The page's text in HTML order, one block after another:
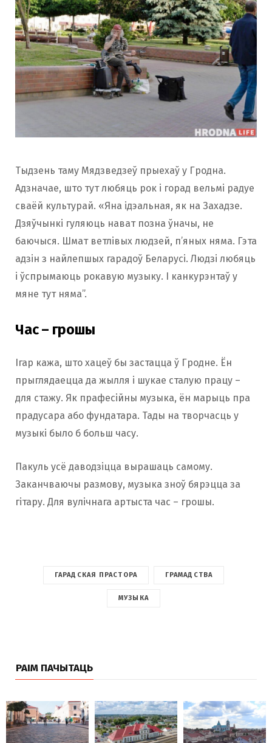
Тыдзень таму Мядзведзеў прыехаў у Гродна.
Адзначае, што тут любяць рок і горад вельмі радуе
сваёй культурай. «Яна ідэальная, як на Захадзе.
Дзяўчынкі гуляюць нават позна ўначы, не
баючыся. Шмат ветлівых людзей, п’яных няма. Гэта
адзін з найлепшых гарадоў Беларусі. Людзі любяць
і ўспрымаюць рокавую музыку. І канкурэнтаў у
мяне тут няма”.
Час – грошы
Ігар кажа, што хацеў бы застацца ў Гродне. Ён
прыглядаецца да жылля і шукае сталую працу –
для стажу. Як прафесійны музыка, ён марыць пра
прадусара або фундатара. Тады на творчасць у
музыкі было б больш часу.
Пакуль усё даводзіцца вырашаць самому.
Заканчваючы размову, музыка зноў бярэцца за
гітару. Для вулічнага артыста час – грошы.
ГАРАДСКАЯ ПРАСТОРА ГРАМАДСТВА
МУЗЫКА
РАІМ ПАЧЫТАЦЬ